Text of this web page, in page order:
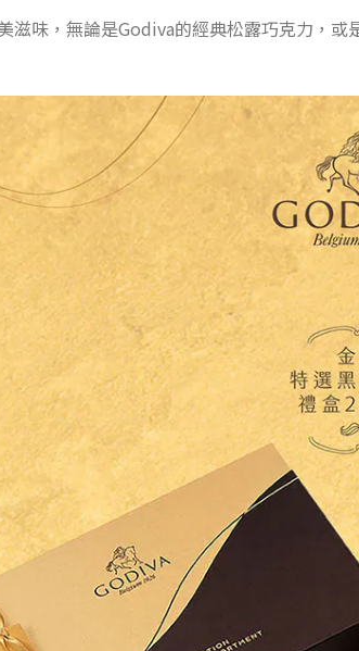
滋味，無論是Godiva的經典松露巧克力，